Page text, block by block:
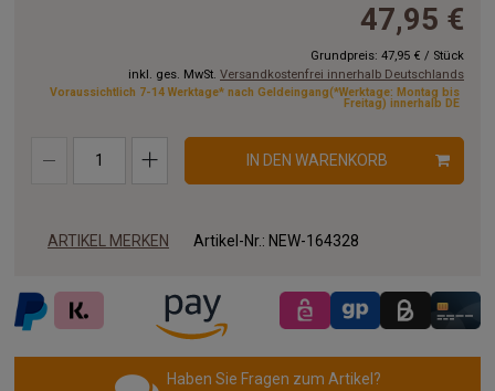
47,95 €
Grundpreis: 47,95 € / Stück
inkl. ges. MwSt. Versandkostenfrei innerhalb Deutschlands
Voraussichtlich 7-14 Werktage* nach Geldeingang(*Werktage: Montag bis
Freitag) innerhalb DE
IN DEN WARENKORB
ARTIKEL MERKEN Artikel-Nr.: NEW-164328
Haben Sie Fragen zum Artikel?